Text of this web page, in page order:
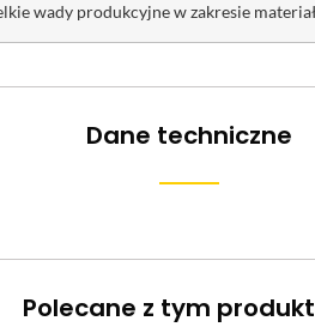
wady produkcyjne w zakresie
Dane techniczne
Polecane z tym